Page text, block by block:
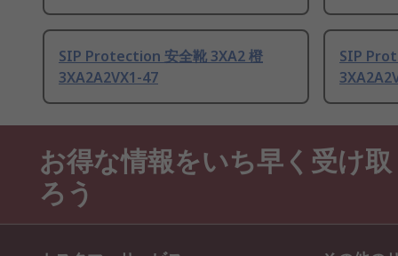
SIP Protection 安全靴 3XA2 橙
3XA2A2VX1-47
SIP
お得な情報をいち早く受け取
ろう